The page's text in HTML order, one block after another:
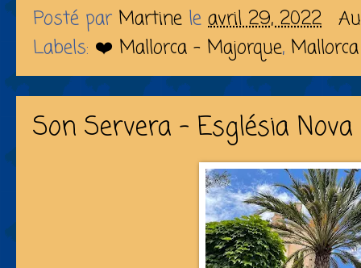
Posté par Martine le avril 29, 2022
Labels: ❤️ Mallorca - Majorque,
Son Servera - Església Nova